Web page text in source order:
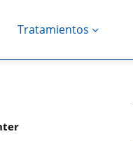
Tratamientos